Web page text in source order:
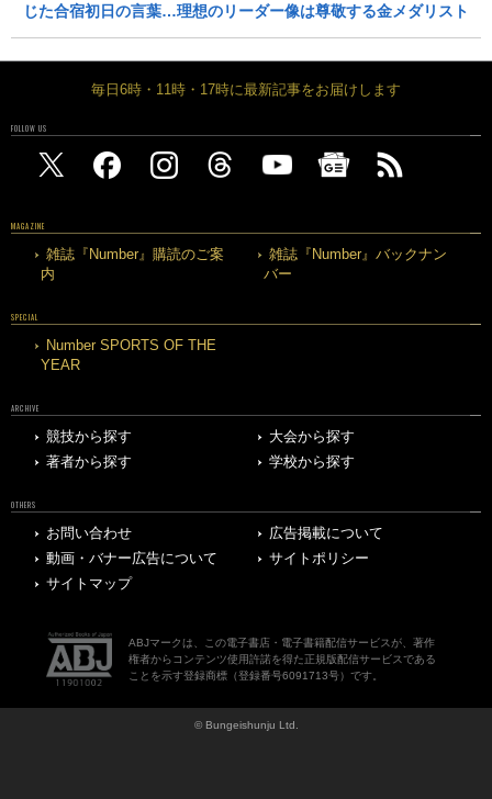
じた合宿初日の言葉…理想のリーダー像は尊敬する金メダリスト
毎日6時・11時・17時に最新記事をお届けします
FOLLOW US
MAGAZINE
雑誌『Number』購読のご案
内
雑誌『Number』バックナン
バー
SPECIAL
Number SPORTS OF THE
YEAR
ARCHIVE
競技から探す
大会から探す
著者から探す
学校から探す
OTHERS
お問い合わせ
広告掲載について
動画・バナー広告について
サイトポリシー
サイトマップ
ABJマークは、この電子書店・電子書籍配信サービスが、著作
権者からコンテンツ使用許諾を得た正規版配信サービスである
ことを示す登録商標（登録番号6091713号）です。
© Bungeishunju Ltd.